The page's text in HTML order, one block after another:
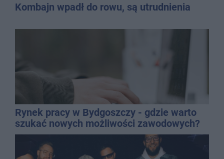
Kombajn wpadł do rowu, są utrudnienia
Rynek pracy w Bydgoszczy - gdzie warto
szukać nowych możliwości zawodowych?